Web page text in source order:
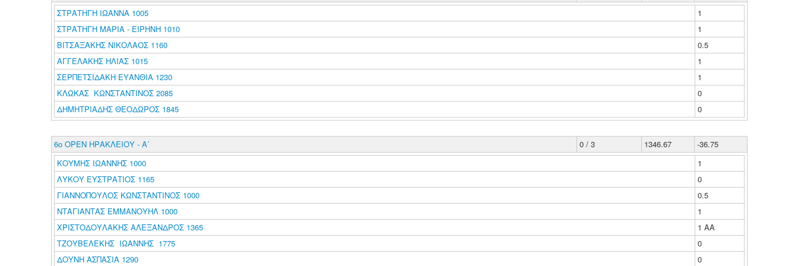
ΣΤΡΑΤΗΓΗ ΙΩΑΝΝΑ 1005
1
ΣΤΡΑΤΗΓΗ ΜΑΡΙΑ - ΕΙΡΗΝΗ 1010
1
ΒΙΤΣΑΞΑΚΗΣ ΝΙΚΟΛΑΟΣ 1160
0.5
ΑΓΓΕΛΑΚΗΣ ΗΛΙΑΣ 1015
1
ΣΕΡΠΕΤΣΙΔΑΚΗ ΕΥΑΝΘΙΑ 1230
1
ΚΛΩΚΑΣ ΚΩΝΣΤΑΝΤΙΝΟΣ 2085
0
ΔΗΜΗΤΡΙΑΔΗΣ ΘΕΟΔΩΡΟΣ 1845
0
6o ΟΡΕΝ ΗΡΑΚΛΕΙΟΥ - Α΄ 0 / 3 1346.67
-36.75
ΚΟΥΜΗΣ ΙΩΑΝΝΗΣ 1000
1
ΛΥΚΟΥ ΕΥΣΤΡΑΤΙΟΣ 1165
0
ΓΙΑΝΝΟΠΟΥΛΟΣ ΚΩΝΣΤΑΝΤΙΝΟΣ 1000
0.5
ΝΤΑΓΙΑΝΤΑΣ ΕΜΜΑΝΟΥΗΛ 1000
1
ΧΡΙΣΤΟΔΟΥΛΑΚΗΣ ΑΛΕΞΑΝΔΡΟΣ 1365
1 ΑΑ
ΤΖΟΥΒΕΛΕΚΗΣ ΙΩΑΝΝΗΣ 1775
0
ΔΟΥΝΗ ΑΣΠΑΣΙΑ 1290
0